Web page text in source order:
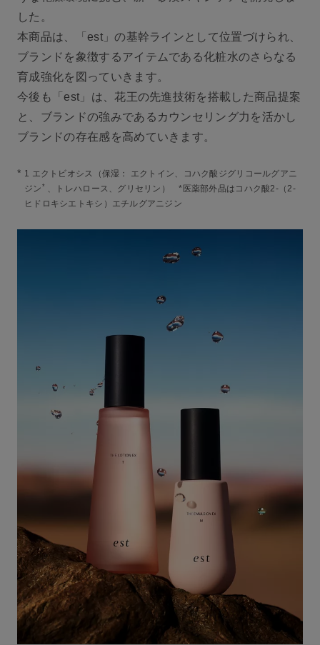
した。
本商品は、「est」の基幹ラインとして位置づけられ、
ブランドを象徴するアイテムである化粧水のさらなる
育成強化を図っていきます。
今後も「est」は、花王の先進技術を搭載した商品提案
と、ブランドの強みであるカウンセリング力を活かし
ブランドの存在感を高めていきます。
* 1 エクトビオシス（保湿： エクトイン、コハク酸ジグリコールグアニ
ジン * 、トレハロース、グリセリン） *医薬部外品はコハク酸2-（2-
ヒドロキシエトキシ）エチルグアニジン